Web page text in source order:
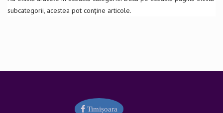
subcategorii, acestea pot conține articole.
Timișoara